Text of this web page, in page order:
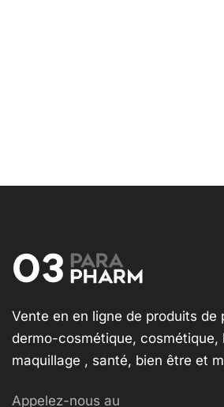
Vente en en ligne de produits de
dermo-cosmétique, cosmétique,
maquillage , santé, bien être et
Appelez-nous au